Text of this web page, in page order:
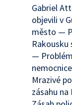
Gabriel
objevili v
město —
—
Mrazivé
zásahu